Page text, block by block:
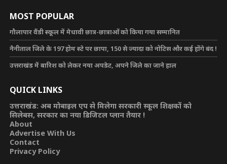
MOST POPULAR
गौलापार वैंडी स्कूल में मेधावी छात्र-छात्राओं को किया गया सम्मानित
नैनीताल जिले के 197 होम स्टे पर छापा, 150 से ज्यादा को नोटिस और कई होंगे बंद !
उत्तराखंड में बारिश को लेकर नया अपडेट, अपने जिले का जाने हाल
QUICK LINKS
उत्तराखंड: अब मोबाइल एप से मिलेगा सरकारी स्कूल शिक्षकों को
सिलेबस, सरकार का नया डिजिटल प्लान तैयार !
About
Advertise With Us
Contact
Privacy Policy